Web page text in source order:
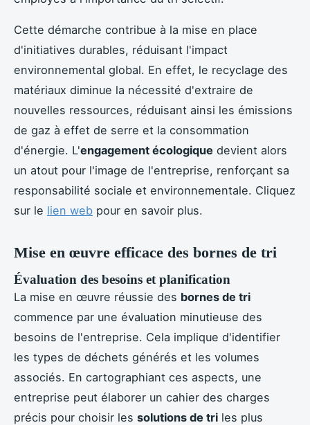
Cette démarche contribue à la mise en place
d'initiatives durables, réduisant l'impact
environnemental global. En effet, le recyclage des
matériaux diminue la nécessité d'extraire de
nouvelles ressources, réduisant ainsi les émissions
de gaz à effet de serre et la consommation
d'énergie. L'engagement écologique devient alors
un atout pour l'image de l'entreprise, renforçant sa
responsabilité sociale et environnementale. Cliquez
sur le lien web pour en savoir plus.
Mise en œuvre efficace des bornes de tri
Évaluation des besoins et planification
La mise en œuvre réussie des bornes de tri
commence par une évaluation minutieuse des
besoins de l'entreprise. Cela implique d'identifier
les types de déchets générés et les volumes
associés. En cartographiant ces aspects, une
entreprise peut élaborer un cahier des charges
précis pour choisir les solutions de tri les plus